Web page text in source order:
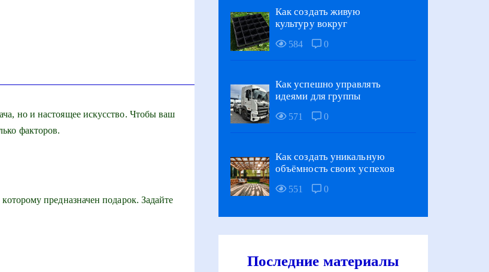
но и настоящее искусство. Чтобы ваш
факторов.
предназначен подарок. Задайте
Как создать живую
культуру вокруг
584 0
Как успешно управлять
идеями для группы
571 0
Как создать уникальную
объёмность своих успехов
551 0
Последние материалы